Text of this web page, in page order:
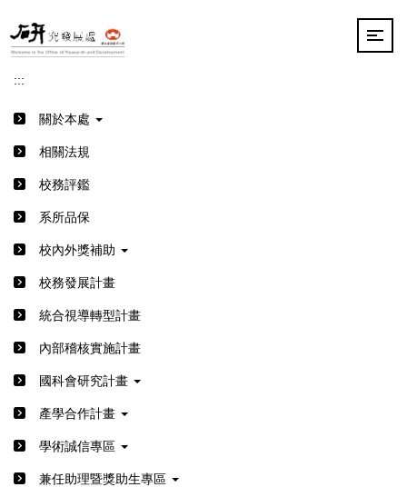
到
主
內
區
:::
關於本處
相關法規
校務評鑑
系所品保
校內外獎補助
校務發展計畫
統合視導轉型計畫
內部稽核實施計畫
國科會研究計畫
產學合作計畫
學術誠信專區
兼任助理暨獎助生專區